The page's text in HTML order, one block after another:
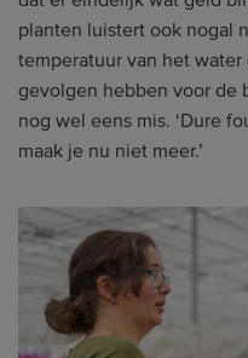
planten luistert ook nogal
temperatuur van het
gevolgen hebben voor de
nog wel eens mis. ‘Dure
maak je nu niet meer.’